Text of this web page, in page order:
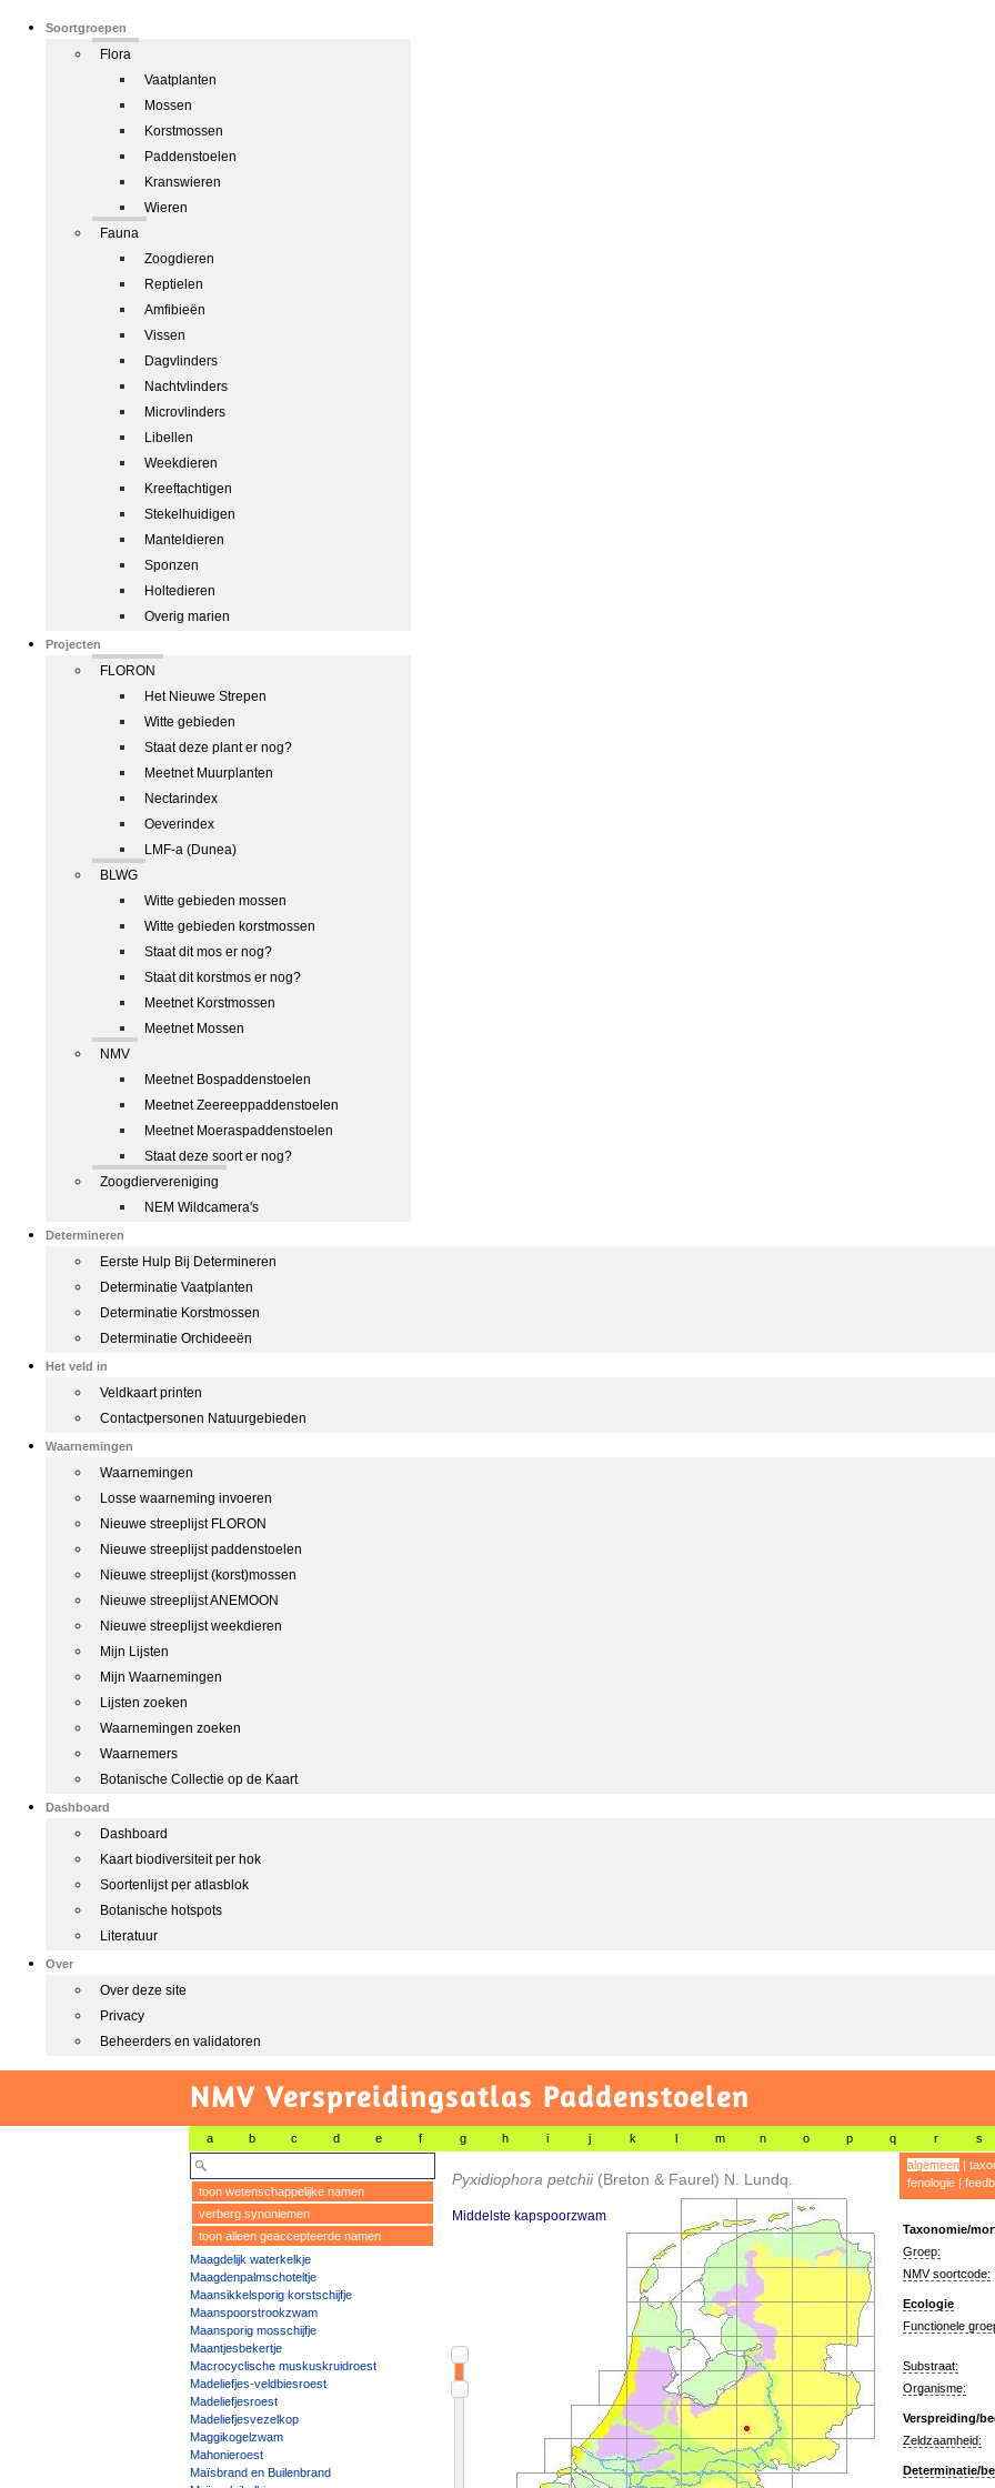
Soortgroepen
Flora
Vaatplanten
Mossen
Korstmossen
Paddenstoelen
Kranswieren
Wieren
Fauna
Zoogdieren
Reptielen
Amfibieën
Vissen
Dagvlinders
Nachtvlinders
Microvlinders
Libellen
Weekdieren
Kreeftachtigen
Stekelhuidigen
Manteldieren
Sponzen
Holtedieren
Overig marien
Projecten
FLORON
Het Nieuwe Strepen
Witte gebieden
Staat deze plant er nog?
Meetnet Muurplanten
Nectarindex
Oeverindex
LMF-a (Dunea)
BLWG
Witte gebieden mossen
Witte gebieden korstmossen
Staat dit mos er nog?
Staat dit korstmos er nog?
Meetnet Korstmossen
Meetnet Mossen
NMV
Meetnet Bospaddenstoelen
Meetnet Zeereeppaddenstoelen
Meetnet Moeraspaddenstoelen
Staat deze soort er nog?
Zoogdiervereniging
NEM Wildcamera's
Determineren
Eerste Hulp Bij Determineren
Determinatie Vaatplanten
Determinatie Korstmossen
Determinatie Orchideeën
Het veld in
Veldkaart printen
Contactpersonen Natuurgebieden
Waarnemingen
Waarnemingen
Losse waarneming invoeren
Nieuwe streeplijst FLORON
Nieuwe streeplijst paddenstoelen
Nieuwe streeplijst (korst)mossen
Nieuwe streeplijst ANEMOON
Nieuwe streeplijst weekdieren
Mijn Lijsten
Mijn Waarnemingen
Lijsten zoeken
Waarnemingen zoeken
Waarnemers
Botanische Collectie op de Kaart
Dashboard
Dashboard
Kaart biodiversiteit per hok
Soortenlijst per atlasblok
Botanische hotspots
Literatuur
Over
Over deze site
Privacy
Beheerders en validatoren
NMV Verspreidingsatlas Paddenstoelen
a b c d e f g h i j k l m n o p q r s
toon wetenschappelijke namen
verberg synoniemen
toon alleen geaccepteerde namen
Maagdelijk waterkelkje
Maagdenpalmschoteltje
Maansikkelsporig korstschijfje
Maanspoorstrookzwam
Maansporig mosschijfje
Maantjesbekertje
Macrocyclische muskuskruidroest
Madeliefjes-veldbiesroest
Madeliefjesroest
Madeliefjesvezelkop
Maggikogelzwam
Mahonieroest
Maïsbrand en Builenbrand
Pyxidiophora petchii (Breton & Faurel) N. Lundq.
Middelste kapspoorzwam
algemeen|
fenologie|
Taxonomie/
Groep:
NMV soortcode:
Ecologie
Functionele
Substraat:
Organisme:
Verspreiding/
Zeldzaamheid:
Determinatie/